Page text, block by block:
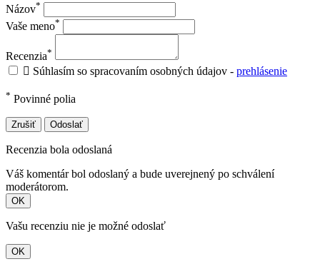
Názov*
Vaše meno*
Recenzia*
 Súhlasím so spracovaním osobných údajov - prehlásenie
* Povinné polia
Zrušiť Odoslať
Recenzia bola odoslaná
Váš komentár bol odoslaný a bude uverejnený po schválení
moderátorom.
OK
Vašu recenziu nie je možné odoslať
OK